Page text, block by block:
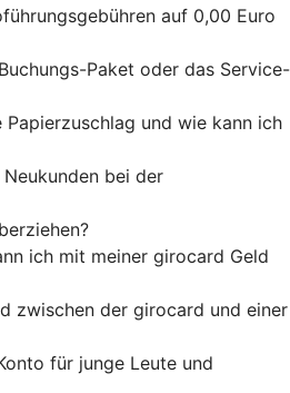
auf 0,00 Euro
Paket oder das Service-
und wie kann ich
bei der
ich mit meiner girocard Geld
zwischen der girocard und einer
für junge Leute und